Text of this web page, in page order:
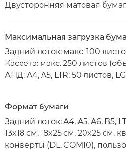
Двусторонняя матовая
Максимальная загрузка
Задний лоток: макс. 100
Кассета: макс. 250 листов
АПД: A4, A5, LTR: 50 листов,
Формат бумаги
Задний лоток: A4, A5, A6, B5,
13x18 см, 18x25 см, 20x25 см,
конверты (DL, COM10),